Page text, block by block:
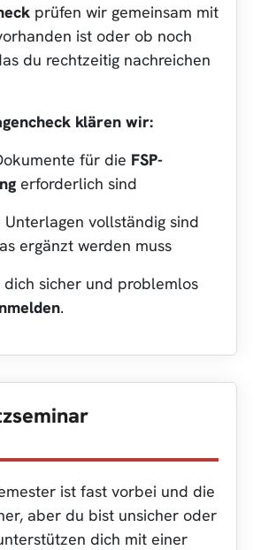
prüfen wir gemeinsam mit
ist oder ob noch
du rechtzeitig nachreichen
klären wir:
für die FSP-
erforderlich sind
Unterlagen vollständig sind
ergänzt werden muss
dich sicher und problemlos
.
ist fast vorbei und die
aber du bist unsicher oder
dich mit einer